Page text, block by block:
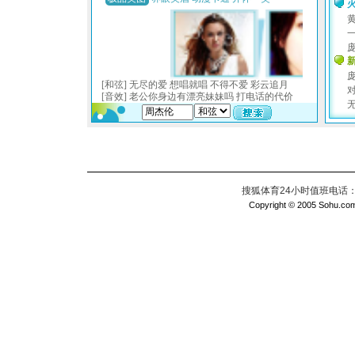
搜狐体育24小时值班电话
Copyright © 2005